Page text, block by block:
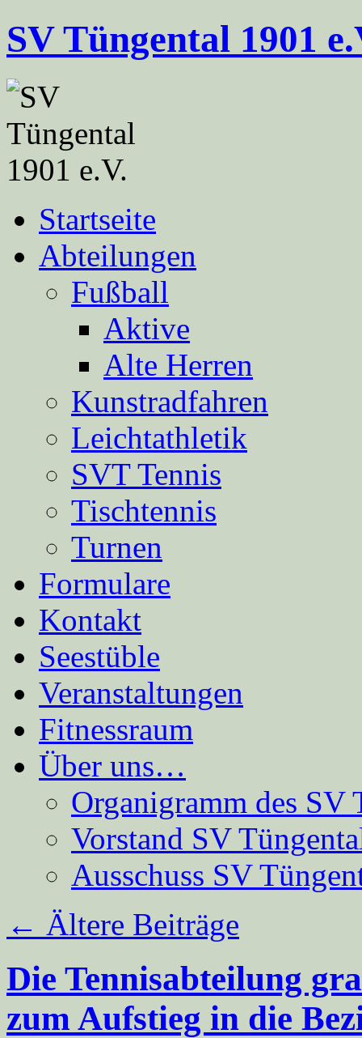
Zum
Inhalt
springen
SV Tüngental 1901
Startseite
Abteilungen
Fußball
Aktive
Alte Herren
Kunstradfahren
Leichtathletik
SVT Tennis
Tischtennis
Turnen
Formulare
Kontakt
Seestüble
Veranstaltungen
Fitnessraum
Über uns…
Organigramm des SV
Vorstand SV
Ausschuss SV
← Ältere Beiträge
Die Tennisabteilung
zum Aufstieg in die